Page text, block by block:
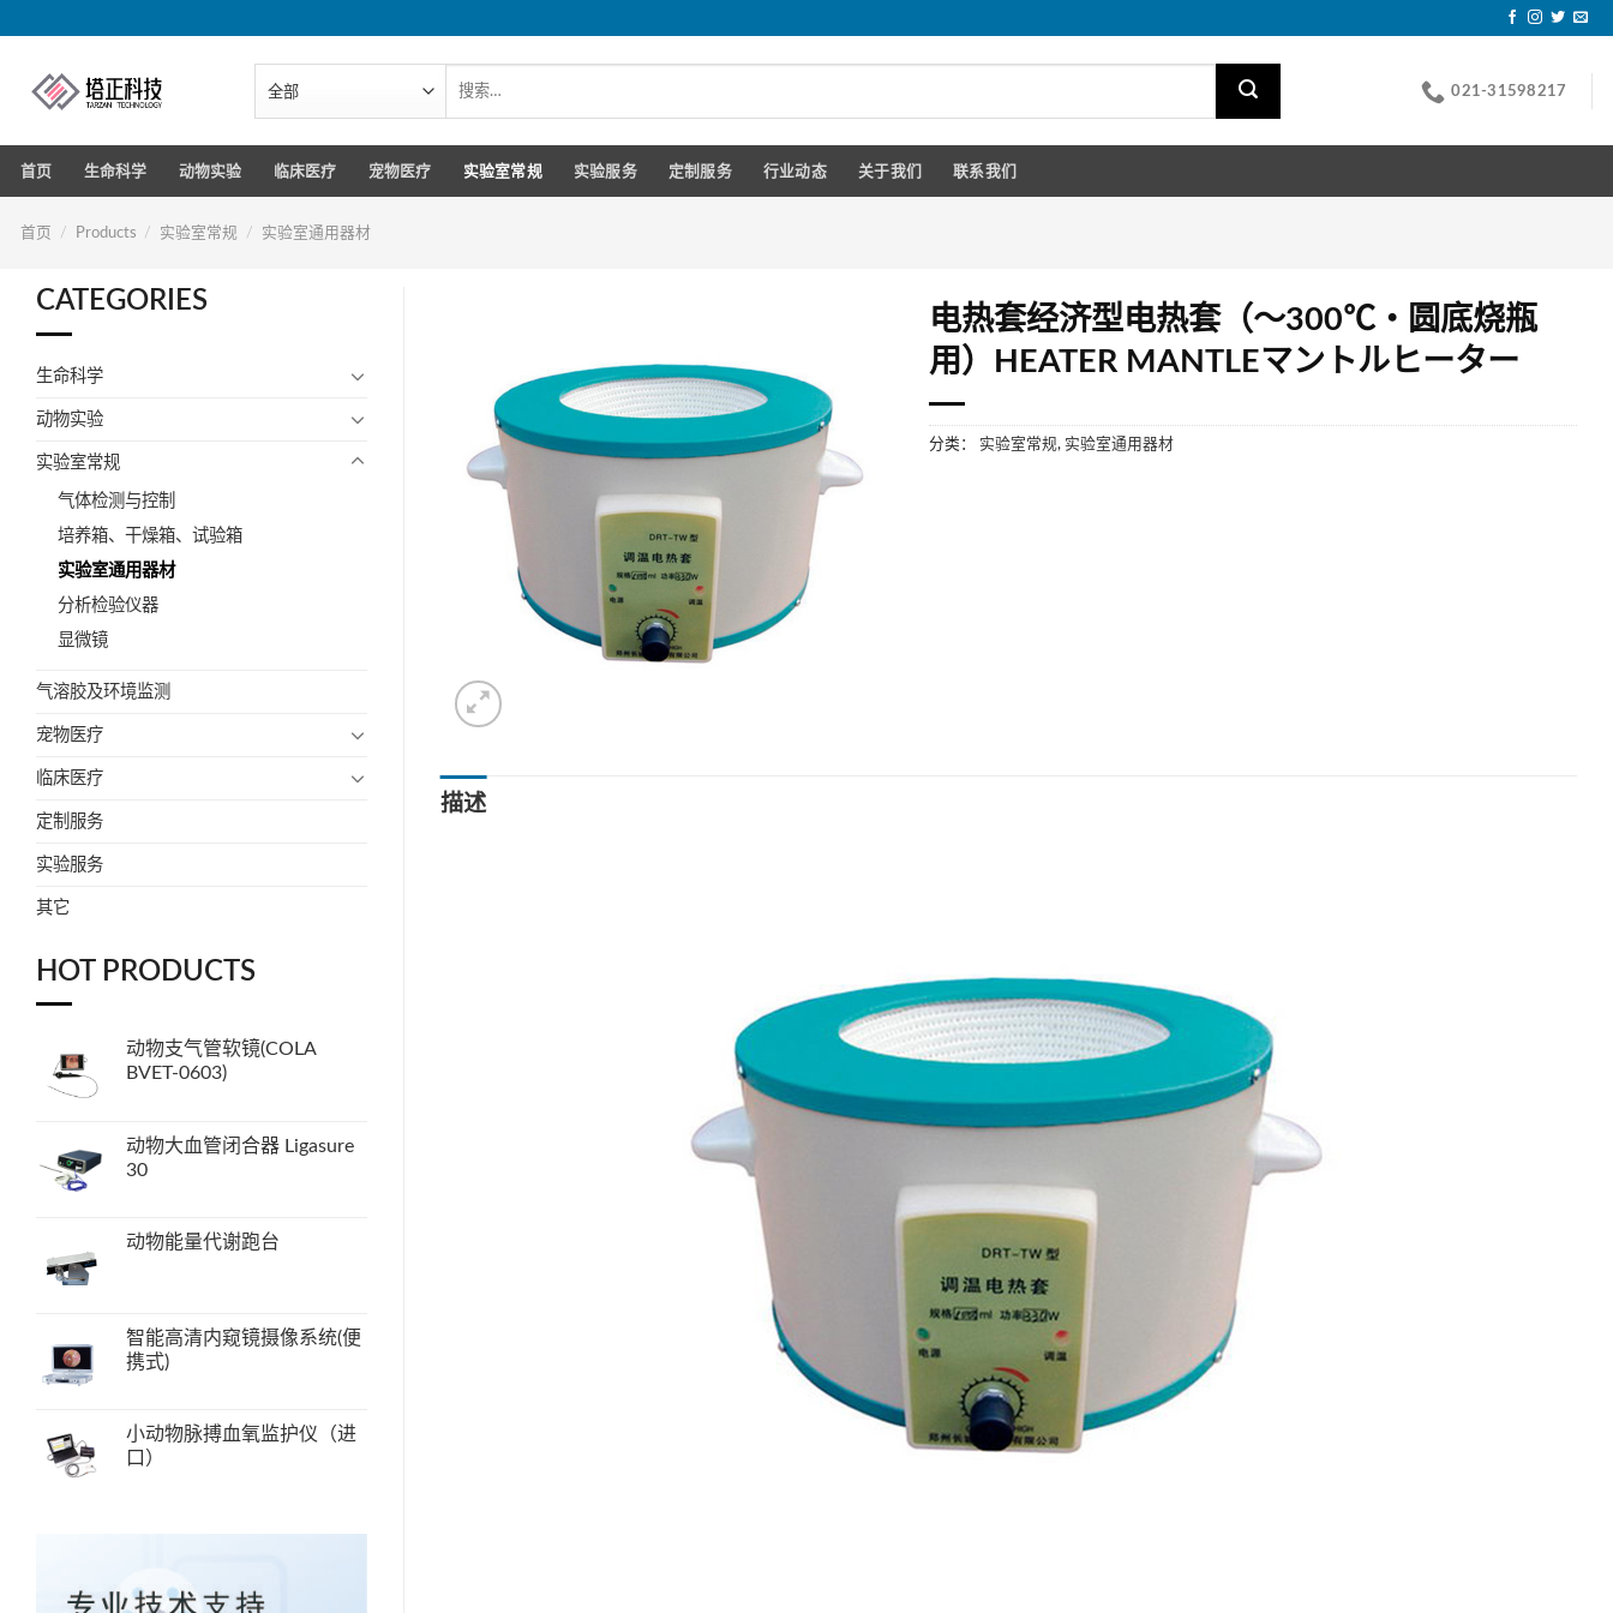
索：
021-31598217
首页 生命科学 动物实验 临床医疗 宠物医疗 实验室常规 实验服务 定制服务 行业动态 关于我们 联系我们
首页 / Products / 实验室常规 / 实验室通用器材
CATEGORIES
生命科学
动物实验
实验室常规
气体检测与控制
培养箱、干燥箱、试验箱
实验室通用器材
分析检验仪器
显微镜
气溶胶及环境监测
宠物医疗
临床医疗
定制服务
实验服务
其它
HOT PRODUCTS
动物支气管软镜(COLA
BVET-0603)
动物大血管闭合器 Ligasure
30
动物能量代谢跑台
智能高清内窥镜摄像系统(便
携式)
小动物脉搏血氧监护仪（进
口）
电热套经济型电热套（～300℃・圆底烧瓶
用）HEATER MANTLEマントルヒーター
分类： 实验室常规, 实验室通用器材
描述